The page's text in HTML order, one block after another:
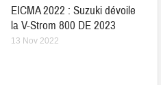
EICMA 2022 : Suzuki dévoile
la V-Strom 800 DE 2023
13 Nov 2022